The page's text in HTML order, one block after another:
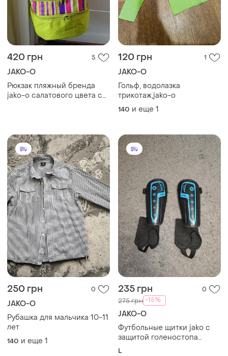
420 грн 5
JAKO-O
Рюкзак пляжный бренда
jako-o салатового цвета с
120 грн 1
JAKO-O
Гольф, водолазка
трикотаж,jako-o
140 и еще 1
250 грн 0
JAKO-O
Рубашка для мальчика 10-11
лет
140 и еще 1
235 грн 0
275 грн -15%
JAKO-O
Футбольные щитки jako с
защитой голеностопа
(размер l)
L